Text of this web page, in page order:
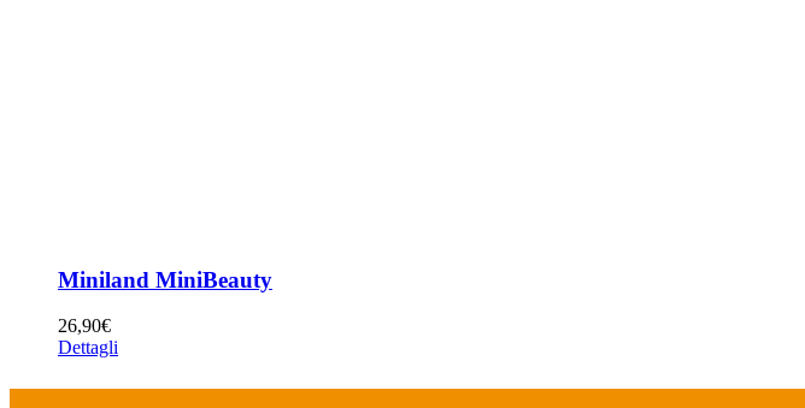
Miniland MiniBeauty
26,90€
Dettagli